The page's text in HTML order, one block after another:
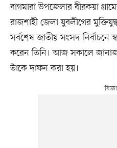
বাগমারা উপজেলার বীরকয়া
রাজশাহী জেলা যুবলীগের
সর্বশেষ জাতীয় সংসদ নির্বাচনে
করেন তিনি। আজ সকালে
তাঁকে দাফন করা হয়।